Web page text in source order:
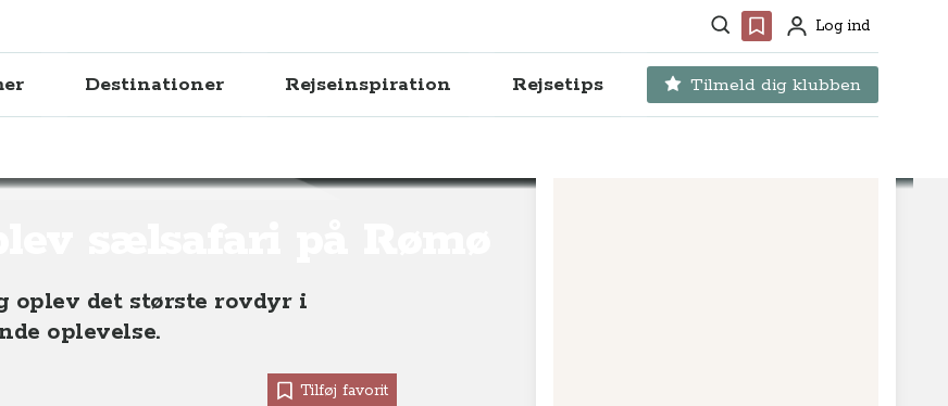
Søg Favoritter
ProfilLog ind
Destinationer Rejseinspiration Rejsetips Tilmeld dig klubben
oplev det største rovdyr i
oplevelse.
Tilføj favorit